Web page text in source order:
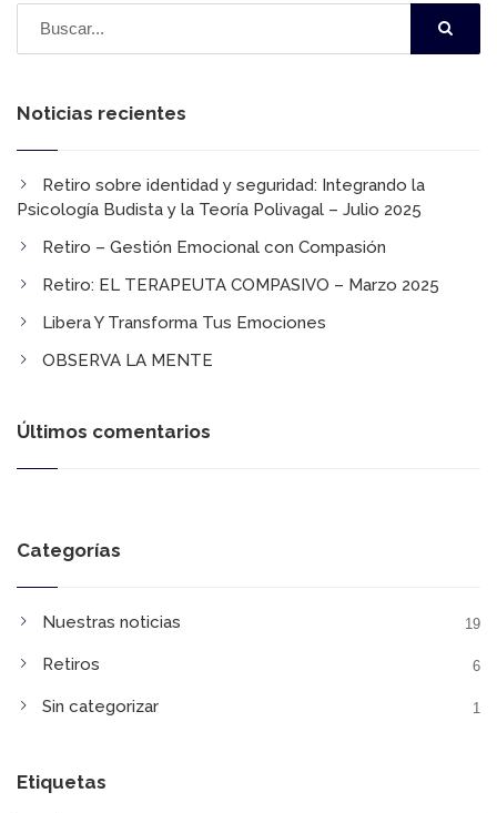
Noticias recientes
Retiro sobre identidad y seguridad:​ Integrando la
Psicología Budista y la Teoría Polivagal​ – Julio 2025
Retiro – Gestión Emocional con Compasión
Retiro: EL TERAPEUTA COMPASIVO​ – Marzo 2025
Libera Y Transforma Tus Emociones​
OBSERVA LA MENTE​
Últimos comentarios
Categorías
Nuestras noticias 19
Retiros 6
Sin categorizar 1
Etiquetas